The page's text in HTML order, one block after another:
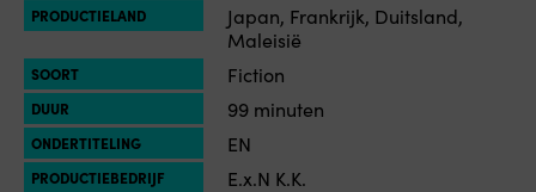
PRODUCTIELAND
Japan, Frankrijk, Duitsland,
Maleisië
SOORT Fiction
DUUR 99 minuten
ONDERTITELING EN
PRODUCTIEBEDRIJF E.x.N K.K.